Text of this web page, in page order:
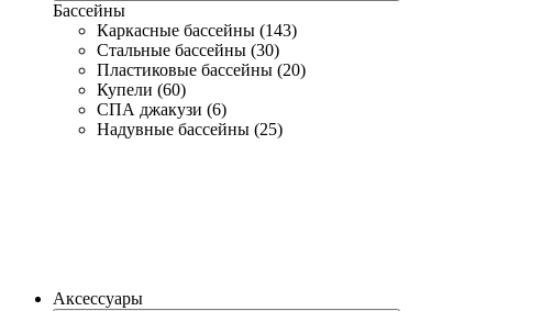
Бассейны
Каркасные бассейны (143)
Стальные бассейны (30)
Пластиковые бассейны (20)
Купели (60)
СПА джакузи (6)
Надувные бассейны (25)
Аксессуары